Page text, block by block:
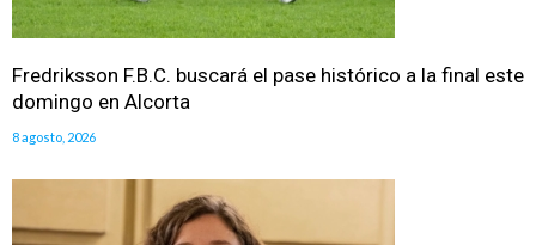
Fredriksson F.B.C. buscará el pase histórico a la final este
domingo en Alcorta
8 agosto, 2026